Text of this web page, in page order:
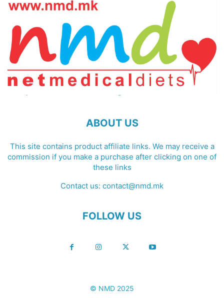
ABOUT US
This site contains product affiliate links. We may receive a
commission if you make a purchase after clicking on one of
these links
Contact us: contact@nmd.mk
FOLLOW US
© NMD 2025